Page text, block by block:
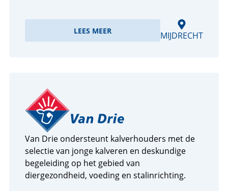
LEES MEER MIJDRECHT
Van Drie ondersteunt kalverhouders met de
selectie van jonge kalveren en deskundige
begeleiding op het gebied van
diergezondheid, voeding en stalinrichting.